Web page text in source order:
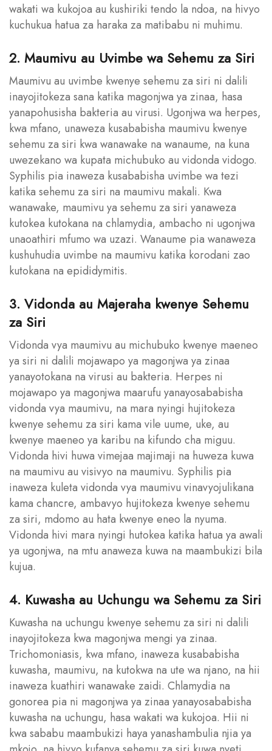
wakati wa kukojoa au kushiriki tendo la ndoa, na hivyo
kuchukua hatua za haraka za matibabu ni muhimu.
2. Maumivu au Uvimbe wa Sehemu za Siri
Maumivu au uvimbe kwenye sehemu za siri ni dalili
inayojitokeza sana katika magonjwa ya zinaa, hasa
yanapohusisha bakteria au virusi. Ugonjwa wa herpes,
kwa mfano, unaweza kusababisha maumivu kwenye
sehemu za siri kwa wanawake na wanaume, na kuna
uwezekano wa kupata michubuko au vidonda vidogo.
Syphilis pia inaweza kusababisha uvimbe wa tezi
katika sehemu za siri na maumivu makali. Kwa
wanawake, maumivu ya sehemu za siri yanaweza
kutokea kutokana na chlamydia, ambacho ni ugonjwa
unaoathiri mfumo wa uzazi. Wanaume pia wanaweza
kushuhudia uvimbe na maumivu katika korodani zao
kutokana na epididymitis.
3. Vidonda au Majeraha kwenye Sehemu
za Siri
Vidonda vya maumivu au michubuko kwenye maeneo
ya siri ni dalili mojawapo ya magonjwa ya zinaa
yanayotokana na virusi au bakteria. Herpes ni
mojawapo ya magonjwa maarufu yanayosababisha
vidonda vya maumivu, na mara nyingi hujitokeza
kwenye sehemu za siri kama vile uume, uke, au
kwenye maeneo ya karibu na kifundo cha miguu.
Vidonda hivi huwa vimejaa majimaji na huweza kuwa
na maumivu au visivyo na maumivu. Syphilis pia
inaweza kuleta vidonda vya maumivu vinavyojulikana
kama chancre, ambavyo hujitokeza kwenye sehemu
za siri, mdomo au hata kwenye eneo la nyuma.
Vidonda hivi mara nyingi hutokea katika hatua ya awali
ya ugonjwa, na mtu anaweza kuwa na maambukizi bila
kujua.
4. Kuwasha au Uchungu wa Sehemu za Siri
Kuwasha na uchungu kwenye sehemu za siri ni dalili
inayojitokeza kwa magonjwa mengi ya zinaa.
Trichomoniasis, kwa mfano, inaweza kusababisha
kuwasha, maumivu, na kutokwa na ute wa njano, na hii
inaweza kuathiri wanawake zaidi. Chlamydia na
gonorea pia ni magonjwa ya zinaa yanayosababisha
kuwasha na uchungu, hasa wakati wa kukojoa. Hii ni
kwa sababu maambukizi haya yanashambulia njia ya